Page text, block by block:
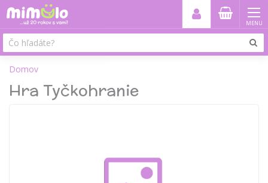
MENU
Domov
Hra Tyčkohranie